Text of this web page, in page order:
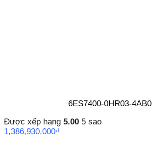
6ES7400-0HR03-4AB0
Được xếp hạng 5.00 5 sao
1,386,930,000₫